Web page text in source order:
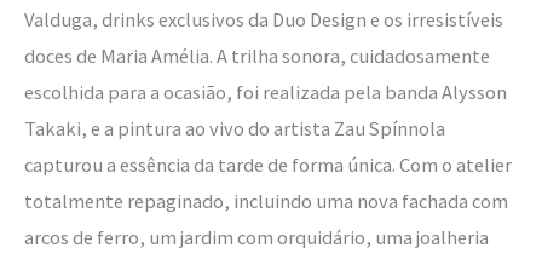
Valduga, drinks exclusivos da Duo Design e os irresistíveis
doces de Maria Amélia. A trilha sonora, cuidadosamente
escolhida para a ocasião, foi realizada pela banda Alysson
Takaki, e a pintura ao vivo do artista Zau Spínnola
capturou a essência da tarde de forma única. Com o atelier
totalmente repaginado, incluindo uma nova fachada com
arcos de ferro, um jardim com orquidário, uma joalheria